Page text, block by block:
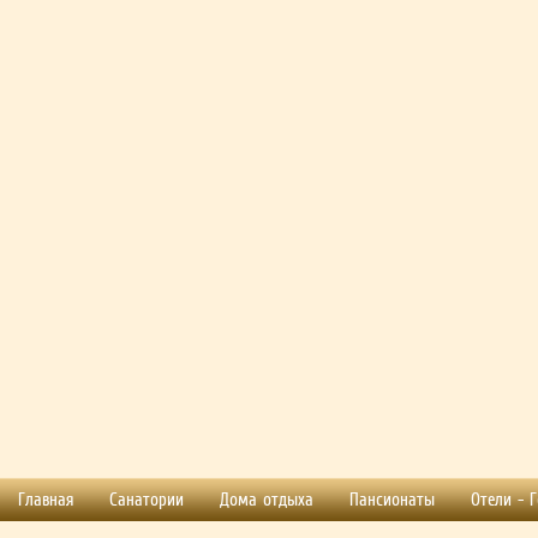
Главная Санатории Дома отдыха Пансионаты Отели -